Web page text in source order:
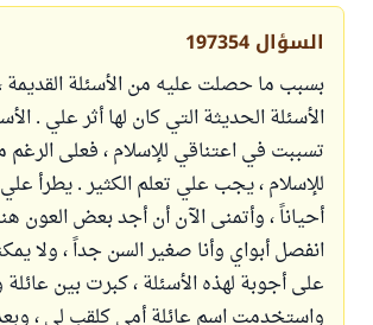
السؤال 197354
بسبب ما حصلت عليه من الأسئلة القديمة
الأسئلة الحديثة التي كان لها أثر علي .
تسببت في اعتناقي للإسلام ، فعلى الرغم
للإسلام ، يجب علي تعلم الكثير . يطرأ
أحياناً ، وأتمنى الآن أن أجد بعض العون
انفصل أبواي وأنا صغير السن جداً ، ولا
على أجوبة لهذه الأسئلة ، كبرت بين عائلة
واستخدمت اسم عائلة أمي كلقب لي ،